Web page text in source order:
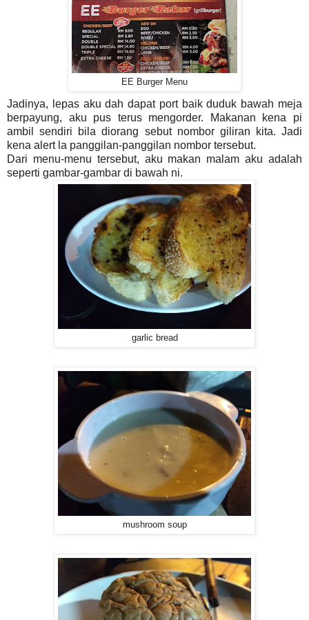
EE Burger Menu
Jadinya, lepas aku dah dapat port baik duduk bawah meja
berpayung, aku pus terus mengorder. Makanan kena pi
ambil sendiri bila diorang sebut nombor giliran kita. Jadi
kena alert la panggilan-panggilan nombor tersebut.
Dari menu-menu tersebut, aku makan malam aku adalah
seperti gambar-gambar di bawah ni.
garlic bread
mushroom soup